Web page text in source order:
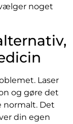
noget
Laser
og gøre det
Det
din egen